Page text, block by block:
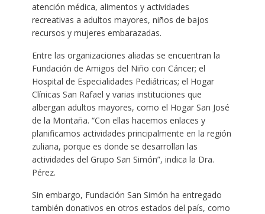
atención médica, alimentos y actividades
recreativas a adultos mayores, niños de bajos
recursos y mujeres embarazadas.
Entre las organizaciones aliadas se encuentran la
Fundación de Amigos del Niño con Cáncer; el
Hospital de Especialidades Pediátricas; el Hogar
Clínicas San Rafael y varias instituciones que
albergan adultos mayores, como el Hogar San José
de la Montaña. “Con ellas hacemos enlaces y
planificamos actividades principalmente en la región
zuliana, porque es donde se desarrollan las
actividades del Grupo San Simón”, indica la Dra.
Pérez.
Sin embargo, Fundación San Simón ha entregado
también donativos en otros estados del país, como